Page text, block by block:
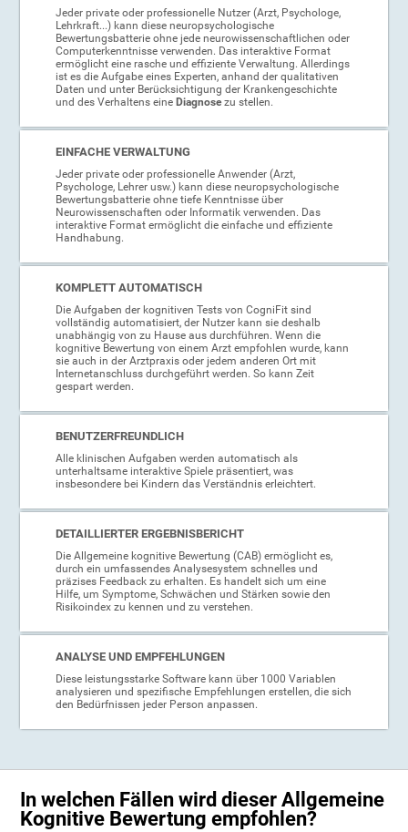
Jeder private oder professionelle Nutzer (Arzt, Psychologe,
Lehrkraft...) kann diese neuropsychologische
Bewertungsbatterie ohne jede neurowissenschaftlichen oder
Computerkenntnisse verwenden. Das interaktive Format
ermöglicht eine rasche und effiziente Verwaltung. Allerdings
ist es die Aufgabe eines Experten, anhand der qualitativen
Daten und unter Berücksichtigung der Krankengeschichte
und des Verhaltens eine Diagnosezu stellen.
EINFACHE VERWALTUNG
Jeder private oder professionelle Anwender (Arzt,
Psychologe, Lehrer usw.) kann diese neuropsychologische
Bewertungsbatterie ohne tiefe Kenntnisse über
Neurowissenschaften oder Informatik verwenden. Das
interaktive Format ermöglicht die einfache und effiziente
Handhabung.
KOMPLETT AUTOMATISCH
Die Aufgaben der kognitiven Tests von CogniFit sind
vollständig automatisiert, der Nutzer kann sie deshalb
unabhängig von zu Hause aus durchführen. Wenn die
kognitive Bewertung von einem Arzt empfohlen wurde, kann
sie auch in der Arztpraxis oder jedem anderen Ort mit
Internetanschluss durchgeführt werden. So kann Zeit
gespart werden.
BENUTZERFREUNDLICH
Alle klinischen Aufgaben werden automatisch als
unterhaltsame interaktive Spiele präsentiert, was
insbesondere bei Kindern das Verständnis erleichtert.
DETAILLIERTER ERGEBNISBERICHT
Die Allgemeine kognitive Bewertung (CAB) ermöglicht es,
durch ein umfassendes Analysesystem schnelles und
präzises Feedback zu erhalten. Es handelt sich um eine
Hilfe, um Symptome, Schwächen und Stärken sowie den
Risikoindex zu kennen und zu verstehen.
ANALYSE UND EMPFEHLUNGEN
Diese leistungsstarke Software kann über 1000 Variablen
analysieren und spezifische Empfehlungen erstellen, die sich
den Bedürfnissen jeder Person anpassen.
In welchen Fällen wird dieser Allgemeine
Kognitive Bewertung empfohlen?